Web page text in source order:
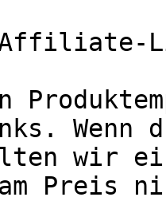
Affiliate-
Wenn
wir
Preis